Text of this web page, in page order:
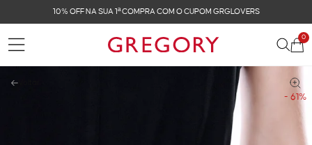
10% OFF NA SUA 1ª COMPRA COM O CUPOM GRGLOVERS
0
- 61%